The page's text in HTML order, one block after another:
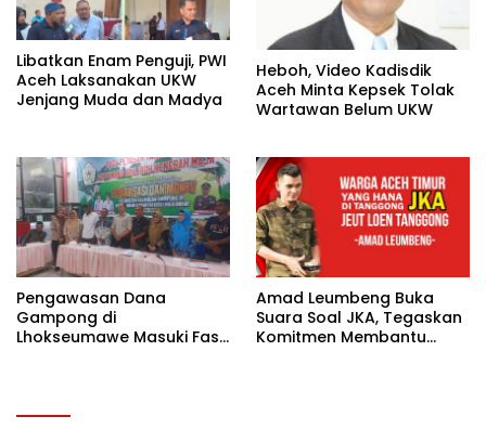
Libatkan Enam Penguji, PWI
Aceh Laksanakan UKW
Jenjang Muda dan Madya
Heboh, Video Kadisdik
Aceh Minta Kepsek Tolak
Wartawan Belum UKW
Pengawasan Dana
Gampong di
Lhokseumawe Masuki Fase
Amad Leumbeng Buka
Suara Soal JKA, Tegaskan
Komitmen Membantu